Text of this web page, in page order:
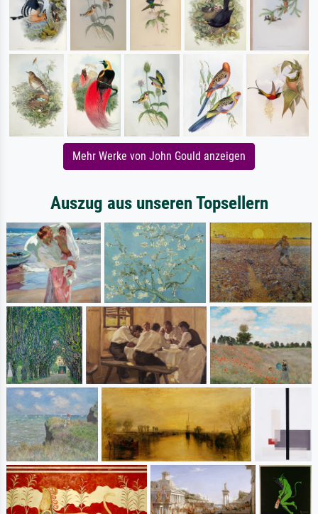
Mehr Werke von John Gould anzeigen
Auszug aus unseren Topsellern